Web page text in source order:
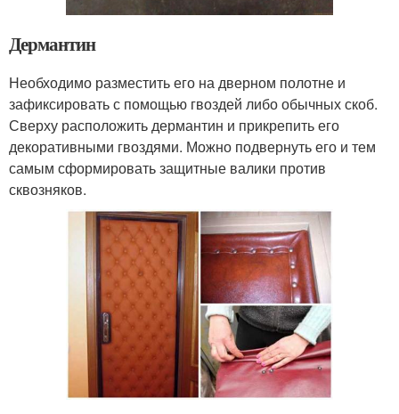
Дермантин
Необходимо разместить его на дверном полотне и
зафиксировать с помощью гвоздей либо обычных скоб.
Сверху расположить дермантин и прикрепить его
декоративными гвоздями. Можно подвернуть его и тем
самым сформировать защитные валики против
сквозняков.